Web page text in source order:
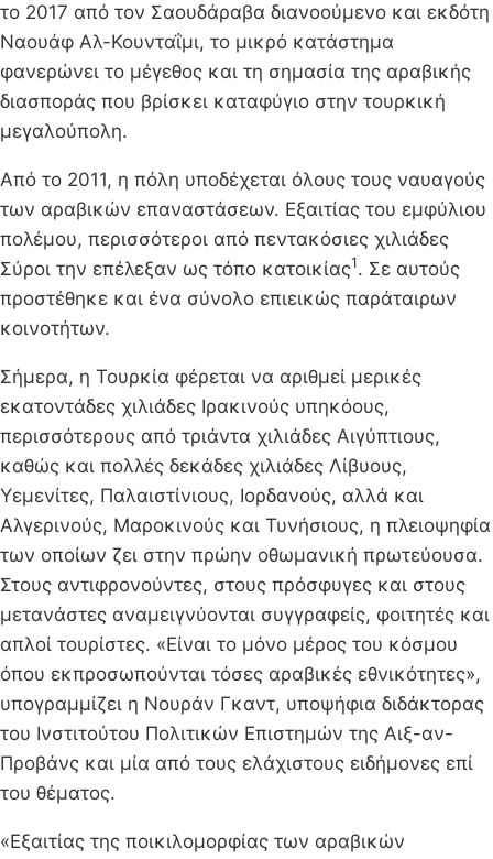
το 2017 από τον Σαουδάραβα διανοούμενο και εκδότη
Ναουάφ Αλ-Κουνταΐμι, το μικρό κατάστημα
φανερώνει το μέγεθος και τη σημασία της αραβικής
διασποράς που βρίσκει καταφύγιο στην τουρκική
μεγαλούπολη.
Από το 2011, η πόλη υποδέχεται όλους τους ναυαγούς
των αραβικών επαναστάσεων. Εξαιτίας του εμφύλιου
πολέμου, περισσότεροι από πεντακόσιες χιλιάδες
Σύροι την επέλεξαν ως τόπο κατοικίας1. Σε αυτούς
προστέθηκε και ένα σύνολο επιεικώς παράταιρων
κοινοτήτων.
Σήμερα, η Τουρκία φέρεται να αριθμεί μερικές
εκατοντάδες χιλιάδες Ιρακινούς υπηκόους,
περισσότερους από τριάντα χιλιάδες Αιγύπτιους,
καθώς και πολλές δεκάδες χιλιάδες Λίβυους,
Υεμενίτες, Παλαιστίνιους, Ιορδανούς, αλλά και
Αλγερινούς, Μαροκινούς και Τυνήσιους, η πλειοψηφία
των οποίων ζει στην πρώην οθωμανική πρωτεύουσα.
Στους αντιφρονούντες, στους πρόσφυγες και στους
μετανάστες αναμειγνύονται συγγραφείς, φοιτητές και
απλοί τουρίστες. «Είναι το μόνο μέρος του κόσμου
όπου εκπροσωπούνται τόσες αραβικές εθνικότητες»,
υπογραμμίζει η Νουράν Γκαντ, υποψήφια διδάκτορας
του Ινστιτούτου Πολιτικών Επιστημών της Αιξ-αν-
Προβάνς και μία από τους ελάχιστους ειδήμονες επί
του θέματος.
«Εξαιτίας της ποικιλομορφίας των αραβικών